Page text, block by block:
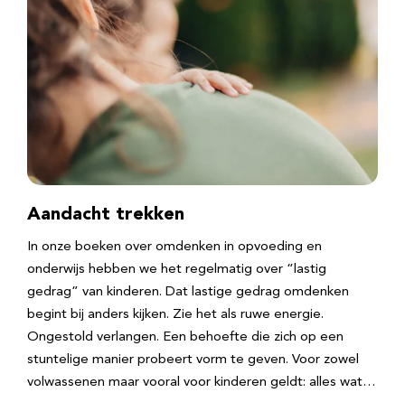
Aandacht trekken
In onze boeken over omdenken in opvoeding en
onderwijs hebben we het regelmatig over “lastig
gedrag” van kinderen. Dat lastige gedrag omdenken
begint bij anders kijken. Zie het als ruwe energie.
Ongestold verlangen. Een behoefte die zich op een
stuntelige manier probeert vorm te geven. Voor zowel
volwassenen maar vooral voor kinderen geldt: alles wat…